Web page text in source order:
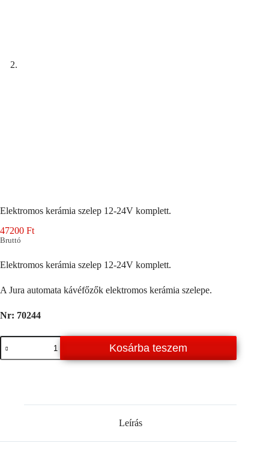
Elektromos kerámia szelep 12-24V komplett.
47200 Ft
Bruttó
Elektromos kerámia szelep 12-24V komplett.
A Jura automata kávéfőzők elektromos kerámia szelepe.
Nr: 70244
Elektromos
kerámia
szelep
Kosárba teszem
Leírás